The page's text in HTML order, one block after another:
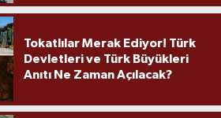
Tokatlılar Merak Ediyor! Türk
Devletleri ve Türk Büyükleri
Anıtı Ne Zaman Açılacak?